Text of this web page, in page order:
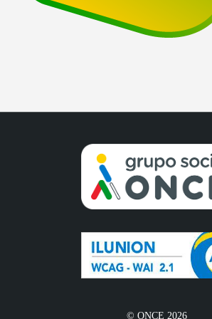
© ONCE 2026